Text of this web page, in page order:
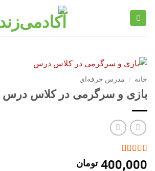
خانه / مدرس حرفه‌ای
بازی و سرگرمی در کلاس درس
امتیاز5
از 5
امتیاز
1
400,000 تومان